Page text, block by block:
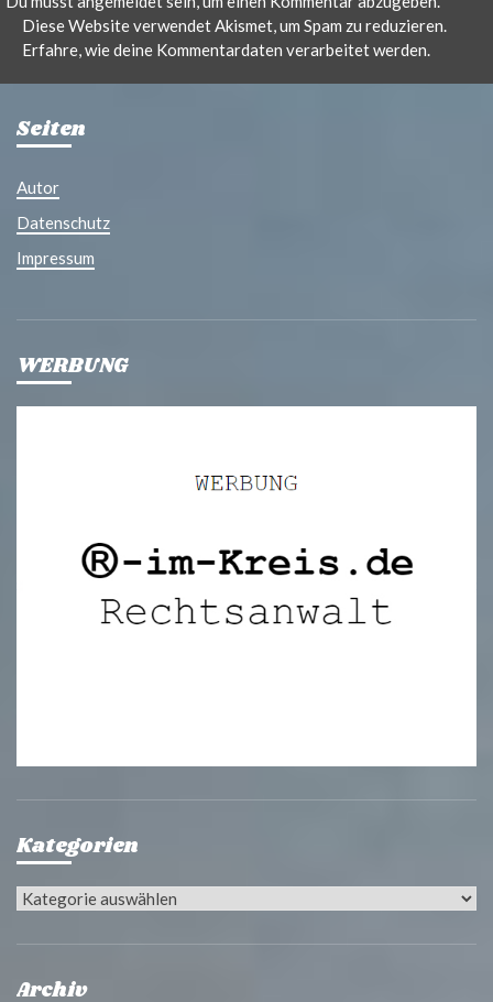
Diese Website verwendet Akismet, um Spam zu reduzieren.
Erfahre, wie deine Kommentardaten verarbeitet werden.
Seiten
Autor
Datenschutz
Impressum
WERBUNG
Kategorien
Kategorien
Archiv